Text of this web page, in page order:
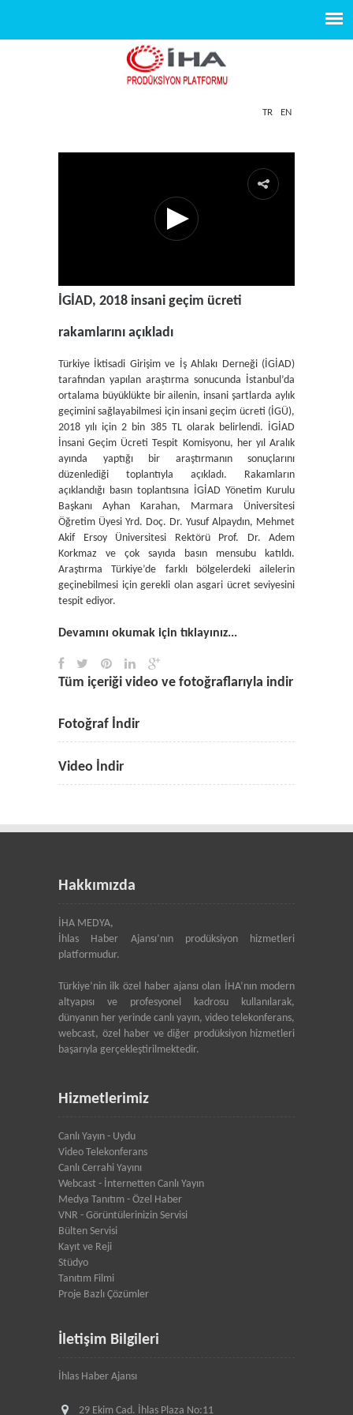
TR EN
İGİAD, 2018 insani geçim ücreti
rakamlarını açıkladı
Türkiye İktisadi Girişim ve İş Ahlakı Derneği (İGİAD)
tarafından yapılan araştırma sonucunda İstanbul’da
ortalama büyüklükte bir ailenin, insani şartlarda aylık
geçimini sağlayabilmesi için insani geçim ücreti (İGÜ),
2018 yılı için 2 bin 385 TL olarak belirlendi. İGİAD
İnsani Geçim Ücreti Tespit Komisyonu, her yıl Aralık
ayında yaptığı bir araştırmanın sonuçlarını
düzenlediği toplantıyla açıkladı. Rakamların
açıklandığı basın toplantısına İGİAD Yönetim Kurulu
Başkanı Ayhan Karahan, Marmara Üniversitesi
Öğretim Üyesi Yrd. Doç. Dr. Yusuf Alpaydın, Mehmet
Akif Ersoy Üniversitesi Rektörü Prof. Dr. Adem
Korkmaz ve çok sayıda basın mensubu katıldı.
Araştırma Türkiye’de farklı bölgelerdeki ailelerin
geçinebilmesi için gerekli olan asgari ücret seviyesini
tespit ediyor.
Devamını okumak için tıklayınız...
Tüm içeriği video ve fotoğraflarıyla indir
Fotoğraf İndir
Video İndir
Hakkımızda
İHA MEDYA,
İhlas Haber Ajansı’nın prodüksiyon hizmetleri
platformudur.
Türkiye’nin ilk özel haber ajansı olan İHA’nın modern
altyapısı ve profesyonel kadrosu kullanılarak,
dünyanın her yerinde canlı yayın, video telekonferans,
webcast, özel haber ve diğer prodüksiyon hizmetleri
başarıyla gerçekleştirilmektedir.
Hizmetlerimiz
Canlı Yayın - Uydu
Video Telekonferans
Canlı Cerrahi Yayını
Webcast - İnternetten Canlı Yayın
Medya Tanıtım - Özel Haber
VNR - Görüntülerinizin Servisi
Bülten Servisi
Kayıt ve Reji
Stüdyo
Tanıtım Filmi
Proje Bazlı Çözümler
İletişim Bilgileri
İhlas Haber Ajansı
29 Ekim Cad. İhlas Plaza No:11